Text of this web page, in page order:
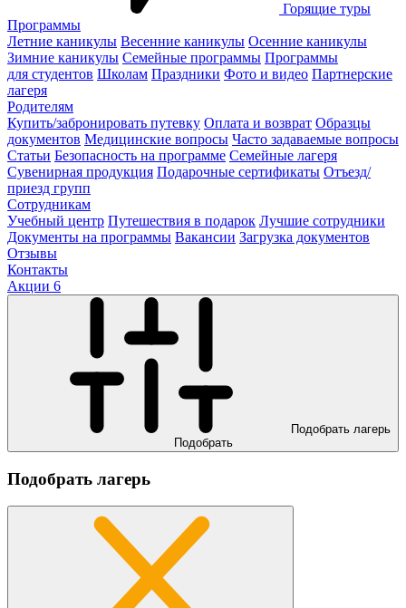
Горящие туры
Программы
Летние каникулы Весенние каникулы Осенние каникулы
Зимние каникулы Семейные программы Программы
для студентов Школам Праздники Фото и видео Партнерские
лагеря
Родителям
Купить/забронировать путевку Оплата и возврат Образцы
документов Медицинские вопросы Часто задаваемые вопросы
Статьи Безопасность на программе Семейные лагеря
Сувенирная продукция Подарочные сертификаты Отъезд/
приезд групп
Сотрудникам
Учебный центр Путешествия в подарок Лучшие сотрудники
Документы на программы Вакансии Загрузка документов
Отзывы
Контакты
Акции 6
Подобрать лагерь
Подобрать
Подобрать лагерь